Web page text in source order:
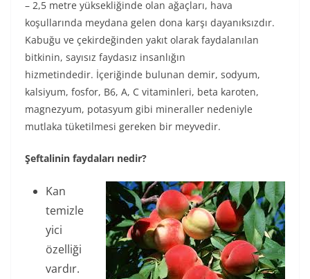
– 2,5 metre yüksekliğinde olan ağaçları, hava
koşullarında meydana gelen dona karşı dayanıksızdır.
Kabuğu ve çekirdeğinden yakıt olarak faydalanılan
bitkinin, sayısız faydasız insanlığın
hizmetindedir. İçeriğinde bulunan demir, sodyum,
kalsiyum, fosfor, B6, A, C vitaminleri, beta karoten,
magnezyum, potasyum gibi mineraller nedeniyle
mutlaka tüketilmesi gereken bir meyvedir.
Şeftalinin faydaları nedir?
Kan
temizle
yici
özelliği
vardır.